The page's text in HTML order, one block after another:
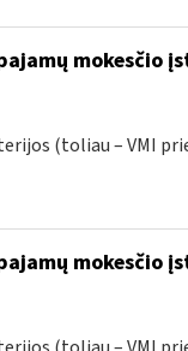
mokesčio
(toliau – VMI
mokesčio